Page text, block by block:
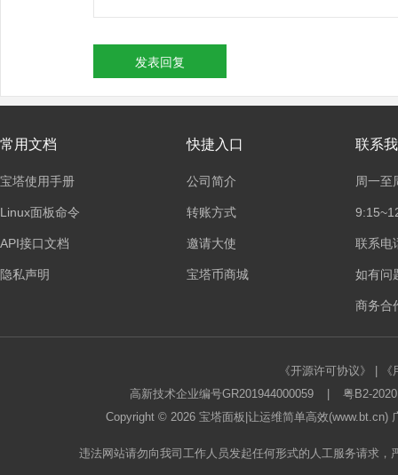
发表回复
常用文档
宝塔使用手册
Linux面板命令
API接口文档
隐私声明
快捷入口
公司简介
转账方式
邀请大使
宝塔币商城
联系
周一至
联系电
如有问
商务合
《开源许可协议》
高新技术企业编号GR201944000059
粤B2-
Copyright © 2026 宝塔面板 |让运维简单高效
违法网站请勿向我司工作人员发起任何形式的人工服务请求，